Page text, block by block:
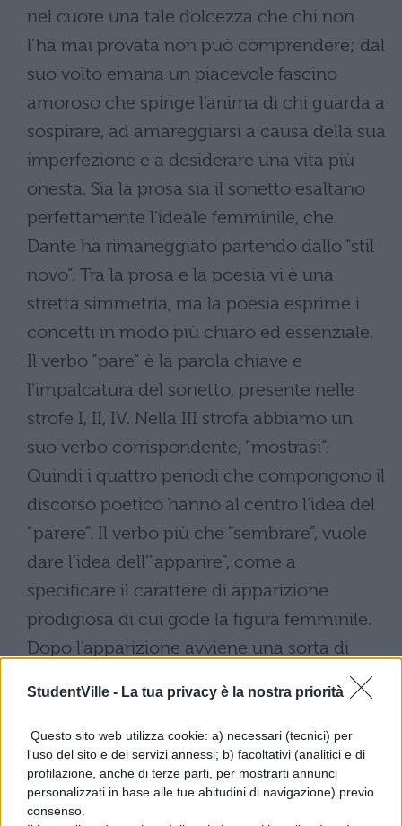
StudentVille - La tua privacy è la nostra priorità
Questo sito web utilizza cookie: a) necessari (tecnici) per
l'uso del sito e dei servizi annessi; b) facoltativi (analitici e di
profilazione, anche di terze parti, per mostrarti annunci
personalizzati in base alle tue abitudini di navigazione) previo
consenso.
nel cuore una tale dolcezza che chi non
l’ha mai provata non può comprendere; dal
suo volto emana un piacevole fascino
amoroso che spinge l’anima di chi guarda a
sospirare, ad amareggiarsi a causa della sua
imperfezione e a desiderare una vita più
onesta. Sia la prosa sia il sonetto esaltano
perfettamente l’ideale femminile, che
Dante ha rimaneggiato partendo dallo “stil
novo”. Tra la prosa e la poesia vi è una
stretta simmetria, ma la poesia esprime i
concetti in modo più chiaro ed essenziale.
Il verbo “pare” è la parola chiave e
l’impalcatura del sonetto, presente nelle
strofe I, II, IV. Nella III strofa abbiamo un
suo verbo corrispondente, “mostrasi”.
Quindi i quattro periodi che compongono il
discorso poetico hanno al centro l’idea del
“parere”. Il verbo più che “sembrare”, vuole
dare l’idea dell’”apparire”, come a
specificare il carattere di apparizione
prodigiosa di cui gode la figura femminile.
Dopo l’apparizione avviene una sorta di
contemplazione estatica, manifestata da
un verso che possiede lentezza di ritmo, e
che dà l’idea di una contemplazione
perplessa.
Producono lentezza i numerosi accenti
ritmici presenti in molti versi, e non le